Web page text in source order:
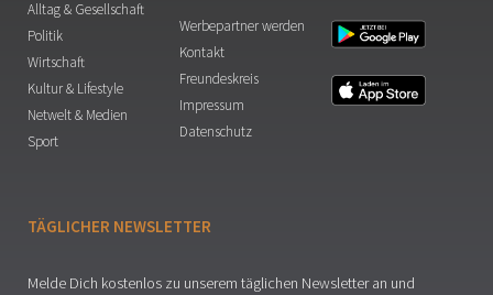
Alltag & Gesellschaft
Politik
Wirtschaft
Kultur & Lifestyle
Netwelt & Medien
Sport
Werbepartner werden
Kontakt
Freundeskreis
Impressum
Datenschutz
TÄGLICHER NEWSLETTER
Melde Dich kostenlos zu unserem täglichen Newsletter an und